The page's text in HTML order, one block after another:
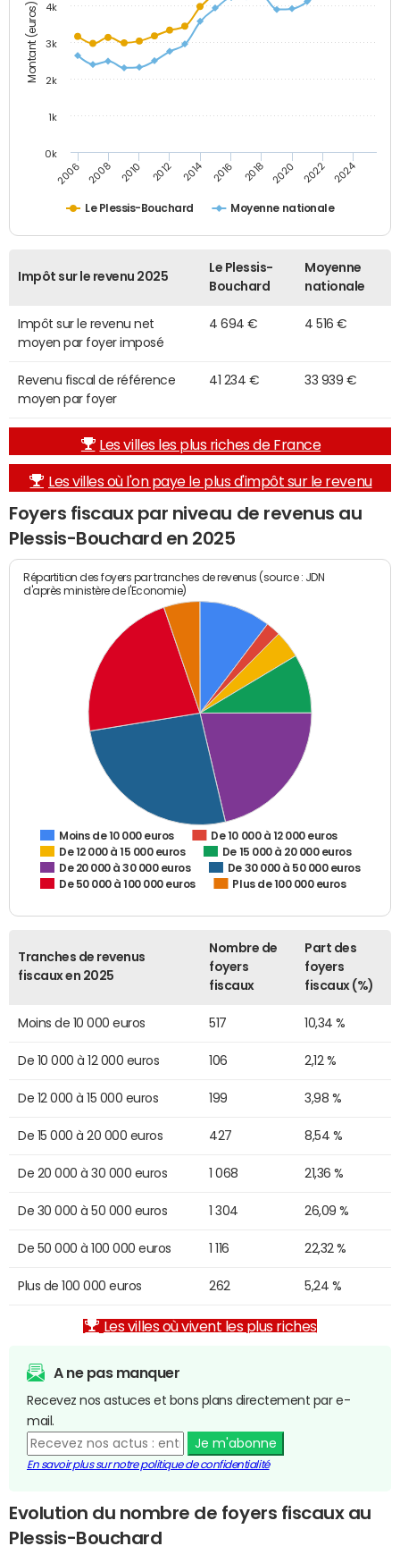
Montant (euros)
Le Plessis-Bouchard Moyenne nationale
2006 2008 2010 2012 2014 2016 2018 2020 2022 2024
0k
1k
2k
3k
4k
Impôt sur le revenu 2025
Le Plessis-
Bouchard
Moyenne
nationale
Impôt sur le revenu net
moyen par foyer imposé
4 694 € 4 516 €
Revenu fiscal de référence
moyen par foyer
41 234 € 33 939 €
Les villes les plus riches de France
Les villes où l'on paye le plus d'impôt sur le revenu
Foyers fiscaux par niveau de revenus au
Plessis-Bouchard en 2025
Répartition des foyers par tranches de revenus (source : JDN
d'après ministère de l'Economie)
Moins de 10 000 euros
De 10 000 à 12 000 euros
De 12 000 à 15 000 euros
De 15 000 à 20 000 euros
De 20 000 à 30 000 euros
De 30 000 à 50 000 euros
De 50 000 à 100 000 euros
Plus de 100 000 euros
Tranches de revenus
fiscaux en 2025
Nombre de
foyers
fiscaux
Part des
foyers
fiscaux (%)
Moins de 10 000 euros 517 10,34 %
De 10 000 à 12 000 euros 106 2,12 %
De 12 000 à 15 000 euros 199 3,98 %
De 15 000 à 20 000 euros 427 8,54 %
De 20 000 à 30 000 euros 1 068 21,36 %
De 30 000 à 50 000 euros 1 304 26,09 %
De 50 000 à 100 000 euros 1 116 22,32 %
Plus de 100 000 euros 262 5,24 %
Les villes où vivent les plus riches
A ne pas manquer
Recevez nos astuces et bons plans directement par e-
mail.
Je m'abonne
En savoir plus sur notre politique de confidentialité
Evolution du nombre de foyers fiscaux au
Plessis-Bouchard